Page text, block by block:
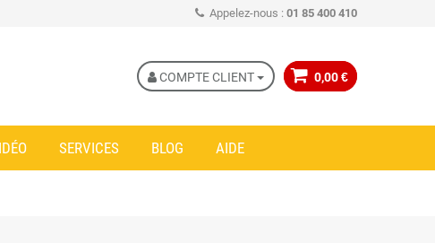
Appelez-nous : 01 85 400 410
0,00 €
COMPTE CLIENT
SERVICES BLOG AIDE